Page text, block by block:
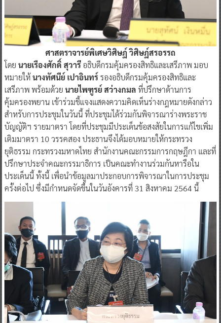
ศาสตราจารย์พิเศษวิศิษฏ์ วิศิษฏ์สรอรรถ
โดย นายเรืองศักดิ์ สุวารีอธิบดีกรมคุ้มครองสิทธิและเสรีภาพ มอบ
หมายให้นางทัศนีย์ เปาอินทร์รองอธิบดีกรมคุ้มครองสิทธิและ
เสรีภาพ พร้อมด้วย นายไพฑูรย์ สว่างกมล ที่ปรึกษาด้านการ
คุ้มครองพยาน เข้าร่วมชี้แจงแสดงความคิดเห็นร่างกฎหมายดังกล่าว
สำหรับการประชุมในวันนี้ ที่ประชุมได้ร่วมกันพิจารณาร่างพระราช
บัญญัติฯ รายมาตรา โดยที่ประชุมมีประเด็นข้อสงสัยในการแก้ไขเพิ่ม
เติมมาตรา 10 วรรคสอง ประธานจึงได้มอบหมายให้กระทรวง
ยุติธรรม กระทรวงมหาดไทย สำนักงานคณะกรรมการกฤษฎีกา และที่
ปรึกษาประจำคณะกรรมาธิการ เป็นคณะทำงานร่วมกันหารือใน
ประเด็นนี้ ทั้งนี้ เพื่อนำข้อมูลมาประกอบการพิจารณาในการประชุม
ครั้งต่อไป ซึ่งมีกำหนดจัดขึ้นในวันอังคารที่ 31 สิงหาคม 2564 นี้